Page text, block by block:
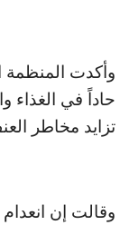
وأكدت المنظمة
حاداً في الغذاء
تزايد مخاطر
وقالت إن